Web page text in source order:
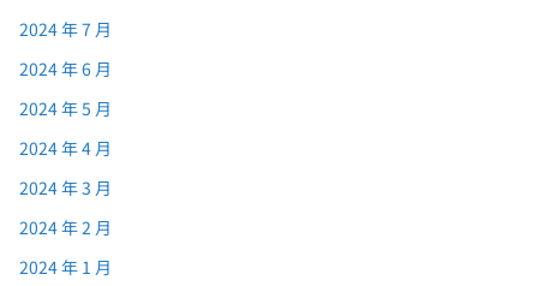
2024 年 7 月
2024 年 6 月
2024 年 5 月
2024 年 4 月
2024 年 3 月
2024 年 2 月
2024 年 1 月